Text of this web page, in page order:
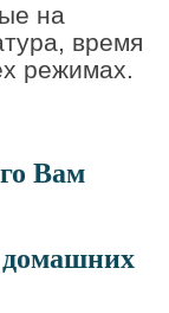
на
время
режимах.
Вам
домашних